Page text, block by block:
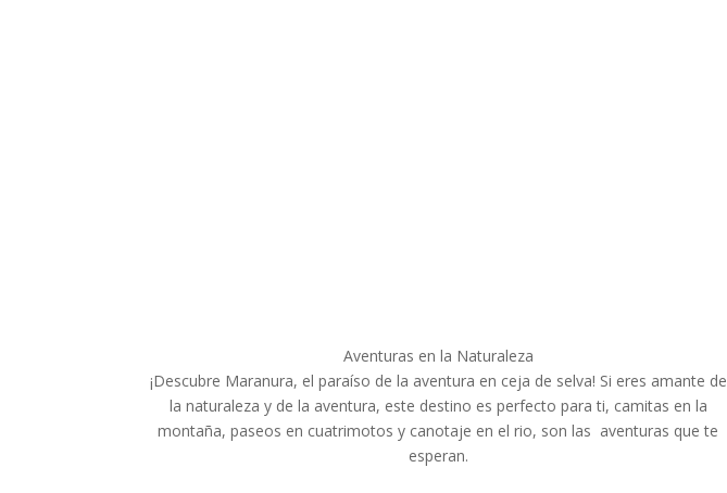
Aventuras en la Naturaleza
¡Descubre Maranura, el paraíso de la aventura en ceja de selva! Si eres amante de
la naturaleza y de la aventura, este destino es perfecto para ti, camitas en la
montaña, paseos en cuatrimotos y canotaje en el rio, son las aventuras que te
esperan.